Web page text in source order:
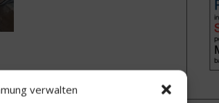
verwalten
flexibel fürTagungen,